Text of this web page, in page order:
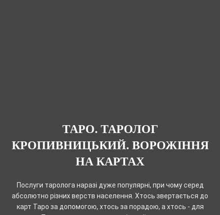
ТАРО. ТАРОЛОГ
КРОПИВНИЦЬКИЙ. ВОРОЖІННЯ
НА КАРТАХ
Послуги таролога наразі дуже популярні, при чому серед
абсолютно різних верств населення. Хтось звертається до
карт Таро за допомогою, хтось за порадою, а хтось - для